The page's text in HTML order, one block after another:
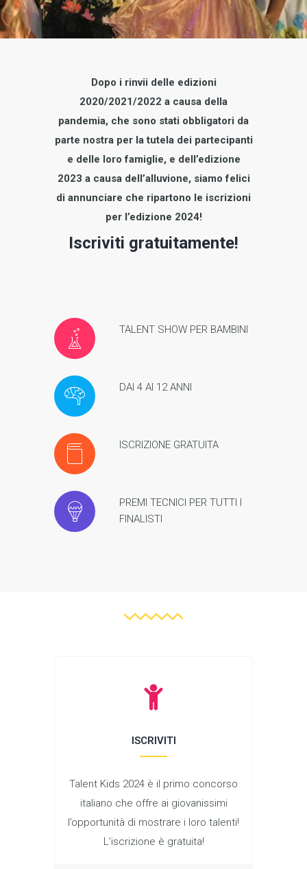
Dopo i rinvii delle edizioni
2020/2021/2022 a causa della
pandemia, che sono stati obbligatori da
parte nostra per la tutela dei partecipanti
e delle loro famiglie, e dell’edizione
2023 a causa dell’alluvione, siamo felici
di annunciare che ripartono le iscrizioni
per l’edizione 2024!
Iscriviti gratuitamente!
TALENT SHOW PER BAMBINI
DAI 4 AI 12 ANNI
ISCRIZIONE GRATUITA
PREMI TECNICI PER TUTTI I
FINALISTI
ISCRIVITI
Talent Kids 2024 è il primo concorso
italiano che offre ai giovanissimi
l’opportunità di mostrare i loro talenti!
L’iscrizione è gratuita!